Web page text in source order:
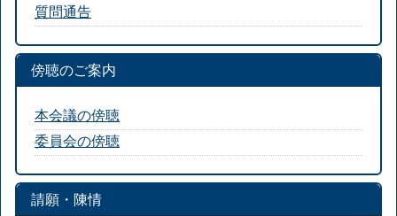
質問通告
傍聴のご案内
本会議の傍聴
委員会の傍聴
請願・陳情